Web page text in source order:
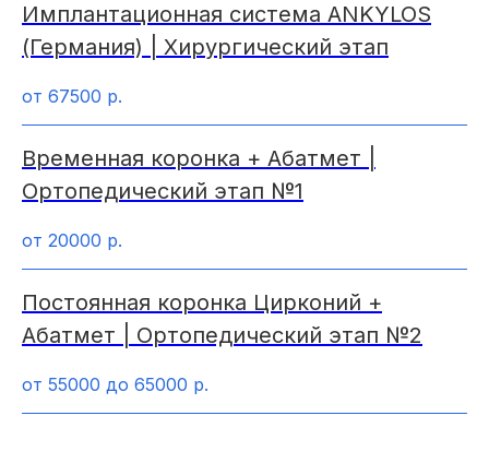
Имплантационная система ANKYLOS
(Германия) | Хирургический этап
от 67500 р.
Временная коронка + Абатмет |
Ортопедический этап №1
от 20000 р.
Постоянная коронка Цирконий +
Абатмет | Ортопедический этап №2
от 55000 до 65000 р.